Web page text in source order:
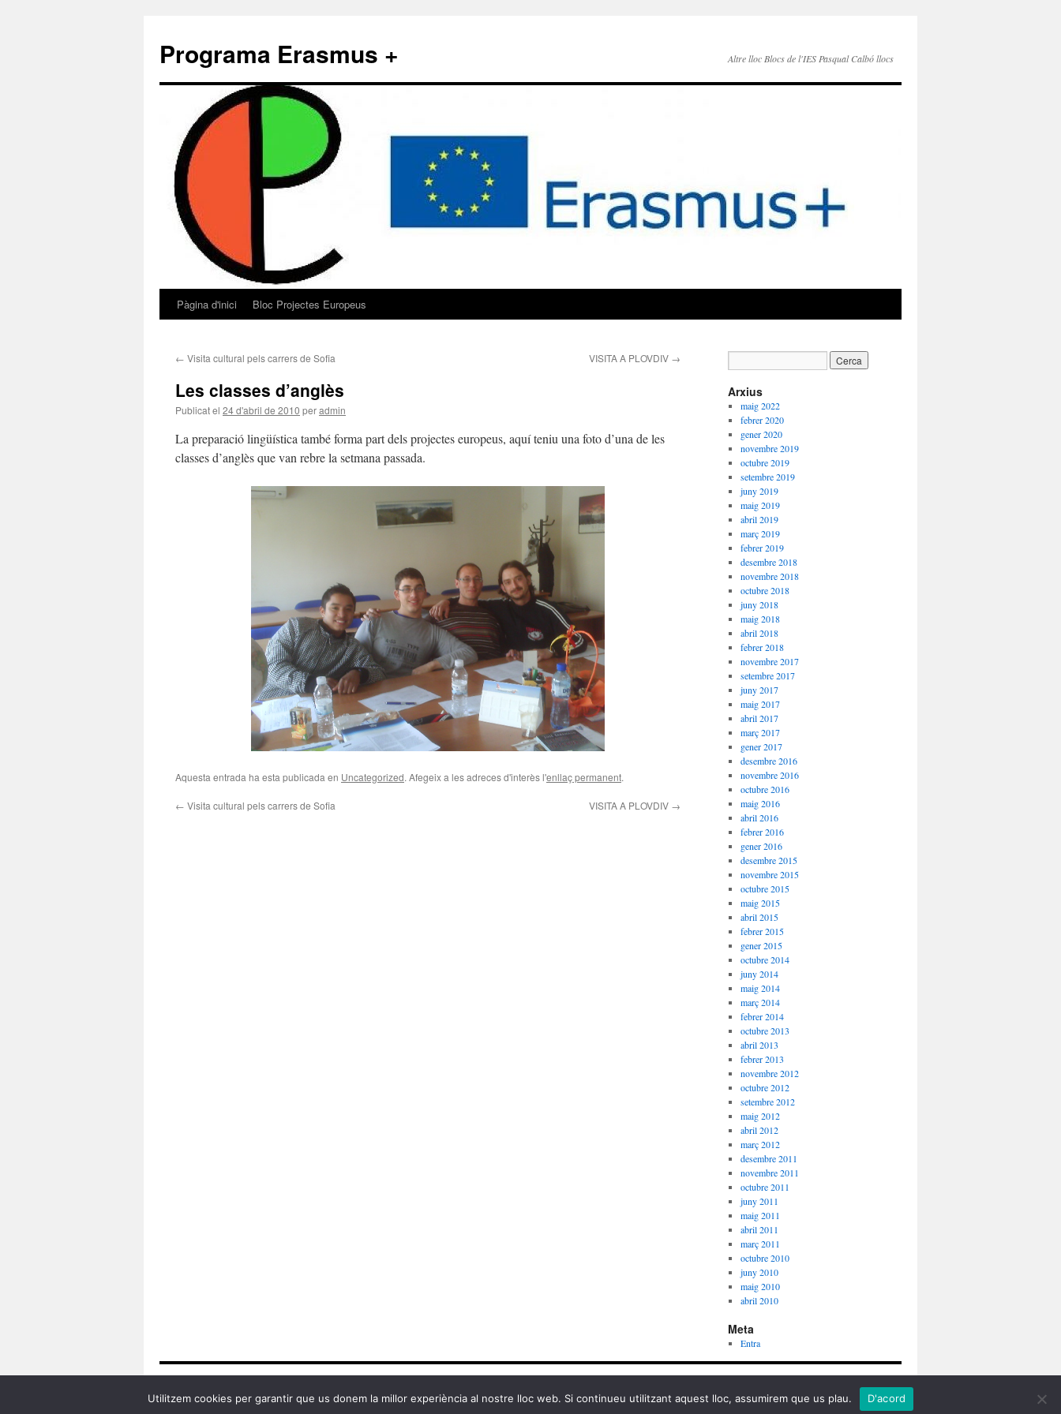
Programa Erasmus + Altre lloc Blocs de l'IES Pasqual Calbó llocs
Pàgina d'inici Bloc Projectes Europeus
← Visita cultural pels carrers de Sofia VISITA A PLOVDIV →
Les classes d’anglès
Publicat el 24 d'abril de 2010 peradmin
La preparació lingüística també forma part dels projectes europeus, aquí teniu una foto d’una de les
classes d’anglès que van rebre la setmana passada.
Aquesta entrada ha esta publicada en Uncategorized. Afegeix a les adreces d'interès l'enllaç permanent.
← Visita cultural pels carrers de Sofia VISITA A PLOVDIV →
Arxius
maig 2022
febrer 2020
gener 2020
novembre 2019
octubre 2019
setembre 2019
juny 2019
maig 2019
abril 2019
març 2019
febrer 2019
desembre 2018
novembre 2018
octubre 2018
juny 2018
maig 2018
abril 2018
febrer 2018
novembre 2017
setembre 2017
juny 2017
maig 2017
abril 2017
març 2017
gener 2017
desembre 2016
novembre 2016
octubre 2016
maig 2016
abril 2016
febrer 2016
gener 2016
desembre 2015
novembre 2015
octubre 2015
maig 2015
abril 2015
febrer 2015
gener 2015
octubre 2014
juny 2014
maig 2014
març 2014
febrer 2014
octubre 2013
abril 2013
febrer 2013
novembre 2012
octubre 2012
setembre 2012
maig 2012
abril 2012
març 2012
desembre 2011
novembre 2011
octubre 2011
juny 2011
maig 2011
abril 2011
març 2011
octubre 2010
juny 2010
maig 2010
abril 2010
Meta
Entra
Utilitzem cookies per garantir que us donem la millor experiència al nostre lloc web. Si continueu utilitzant aquest lloc, assumirem que us plau.
D'acord